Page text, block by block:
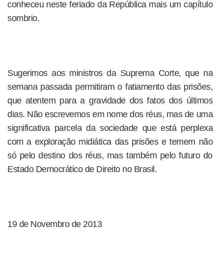
conheceu neste feriado da República mais um capítulo
sombrio.
Sugerimos aos ministros da Suprema Corte, que na
semana passada permitiram o fatiamento das prisões,
que atentem para a gravidade dos fatos dos últimos
dias. Não escrevemos em nome dos réus, mas de uma
significativa parcela da sociedade que está perplexa
com a exploração midiática das prisões e temem não
só pelo destino dos réus, mas também pelo futuro do
Estado Democrático de Direito no Brasil.
19 de Novembro de 2013